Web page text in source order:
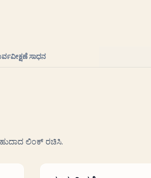
ಸಾಧನ
ಲಿಂಕ್ ರಚಿಸಿ.